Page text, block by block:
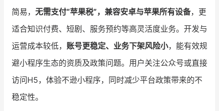
简易， 无需支付“苹果税”，兼容安卓与苹果所有设备，更
适合知识付费、短剧、服务预约等高灵活度业务。开发与
运营成本较低， 账号更稳定、业务下架风险小，能有效规
避小程序生态的资质及政策问题。用户关注公众号或直接
访问H5，体验不逊小程序，同时减少平台政策带来的不
稳定性。